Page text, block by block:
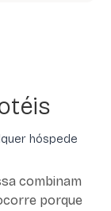
hóspede
combinam
porque